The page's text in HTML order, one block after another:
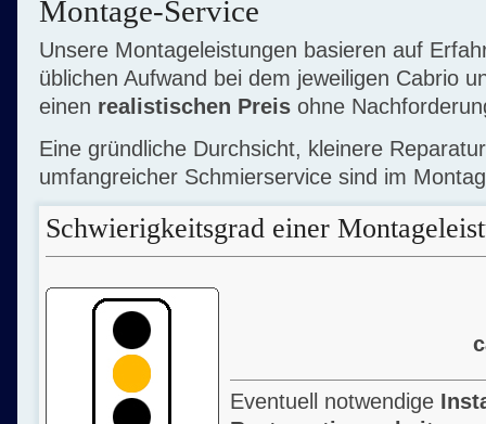
Montage-Service
Unsere Montageleistungen basieren auf
üblichen Aufwand bei dem jeweiligen Cabrio
einen realistischen Preis ohne
Eine gründliche Durchsicht, kleinere
umfangreicher Schmierservice sind im
Schwierigkeitsgrad einer
Eventuell notwendige